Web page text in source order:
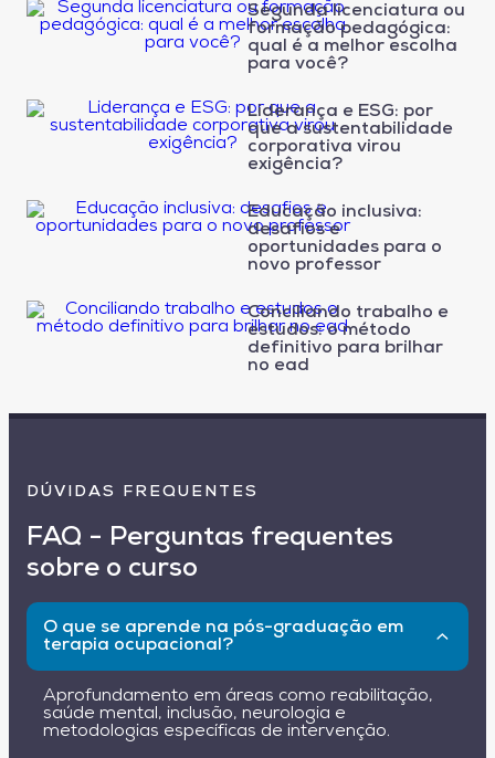
Segunda licenciatura ou
formação pedagógica:
qual é a melhor escolha
para você?
Liderança e ESG: por
que a sustentabilidade
corporativa virou
exigência?
Educação inclusiva:
desafios e
oportunidades para o
novo professor
Conciliando trabalho e
estudos: o método
definitivo para brilhar
no ead
DÚVIDAS FREQUENTES
FAQ - Perguntas frequentes
sobre o curso
O que se aprende na pós-graduação em
terapia ocupacional?
Aprofundamento em áreas como reabilitação,
saúde mental, inclusão, neurologia e
metodologias específicas de intervenção.